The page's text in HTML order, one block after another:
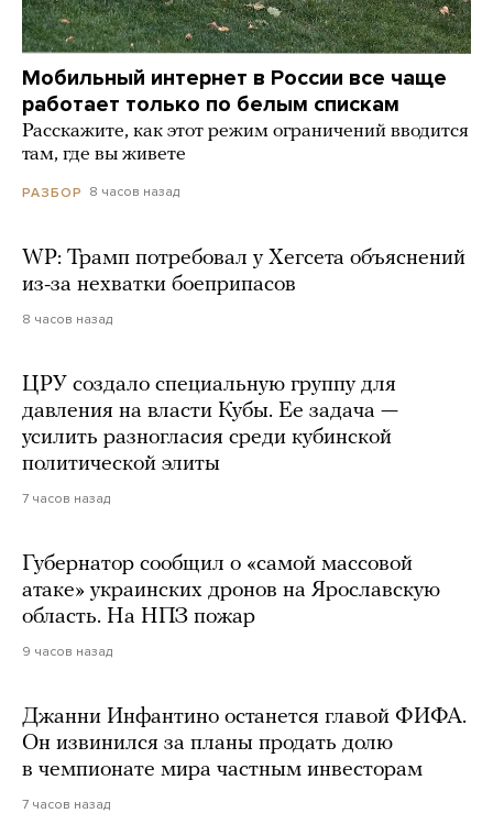
Мобильный интернет в России все чаще
работает только по белым спискам
Расскажите, как этот режим ограничений вводится
там, где вы живете
РАЗБОР 8 часов назад
WP: Трамп потребовал у Хегсета объяснений
из-за нехватки боеприпасов
8 часов назад
ЦРУ создало специальную группу для
давления на власти Кубы. Ее задача —
усилить разногласия среди кубинской
политической элиты
7 часов назад
Губернатор сообщил о «самой массовой
атаке» украинских дронов на Ярославскую
область. На НПЗ пожар
9 часов назад
Джанни Инфантино останется главой ФИФА.
Он извинился за планы продать долю
в чемпионате мира частным инвесторам
7 часов назад